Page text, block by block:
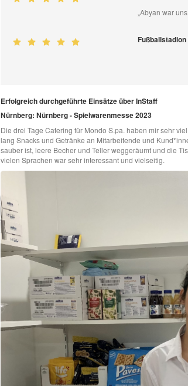
„Abyan war
Erfolgreich durchgeführte Einsätze über InStaff
Nürnberg: Nürnberg - Spielwarenmesse 2023
Die drei Tage Catering für Mondo S.pa. haben mir sehr
lang Snacks und Getränke an Mitarbeitende und
sauber ist, leere Becher und Teller weggeräumt und die
vielen Sprachen war sehr interessant und vielseitig.